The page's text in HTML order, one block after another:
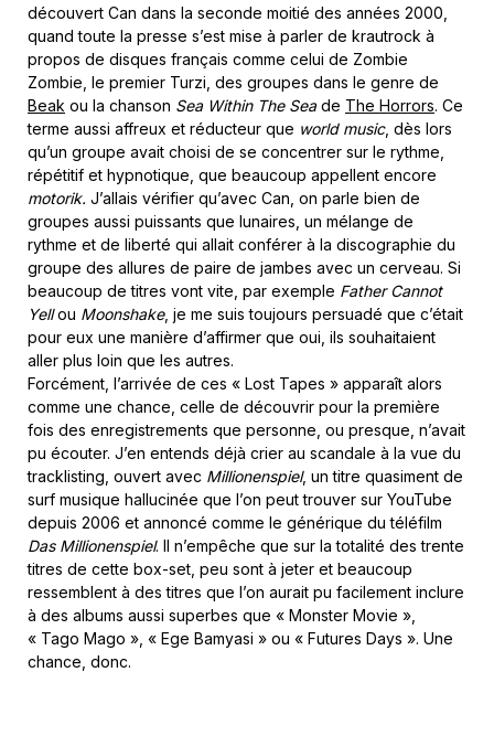
découvert Can dans la seconde moitié des années 2000,
quand toute la presse s’est mise à parler de krautrock à
propos de disques français comme celui de Zombie
Zombie, le premier Turzi, des groupes dans le genre de
Beak ou la chanson Sea Within The Seade The Horrors. Ce
terme aussi affreux et réducteur que world music, dès lors
qu’un groupe avait choisi de se concentrer sur le rythme,
répétitif et hypnotique, que beaucoup appellent encore
motorik. J’allais vérifier qu’avec Can, on parle bien de
groupes aussi puissants que lunaires, un mélange de
rythme et de liberté qui allait conférer à la discographie du
groupe des allures de paire de jambes avec un cerveau. Si
beaucoup de titres vont vite, par exemple Father Cannot
Yellou Moonshake, je me suis toujours persuadé que c’était
pour eux une manière d’affirmer que oui, ils souhaitaient
aller plus loin que les autres.
Forcément, l’arrivée de ces « Lost Tapes » apparaît alors
comme une chance, celle de découvrir pour la première
fois des enregistrements que personne, ou presque, n’avait
pu écouter. J’en entends déjà crier au scandale à la vue du
tracklisting, ouvert avec Millionenspiel, un titre quasiment de
surf musique hallucinée que l’on peut trouver sur YouTube
depuis 2006 et annoncé comme le générique du téléfilm
Das Millionenspiel. Il n’empêche que sur la totalité des trente
titres de cette box-set, peu sont à jeter et beaucoup
ressemblent à des titres que l’on aurait pu facilement inclure
à des albums aussi superbes que « Monster Movie »,
« Tago Mago », « Ege Bamyasi » ou « Futures Days ». Une
chance, donc.